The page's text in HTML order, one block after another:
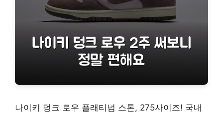
나이키 덩크 로우 플래티넘 스톤, 275사이즈! 국내